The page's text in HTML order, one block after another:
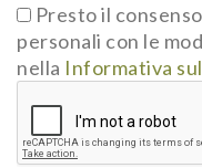
Presto il
personali con le
nella Informativa